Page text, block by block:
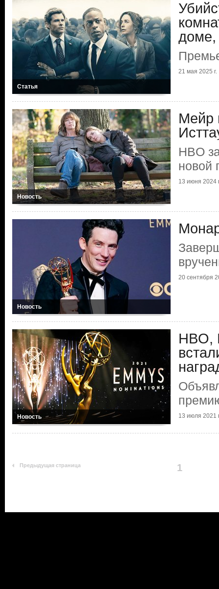
Статья
доме,
21 мая 2025 г.
Новость
Мейр
HBO
новой
13 июня 2024
Новость
20 сентября
Новость
HBO,
13 июля 2021
Предыдущая страница 1